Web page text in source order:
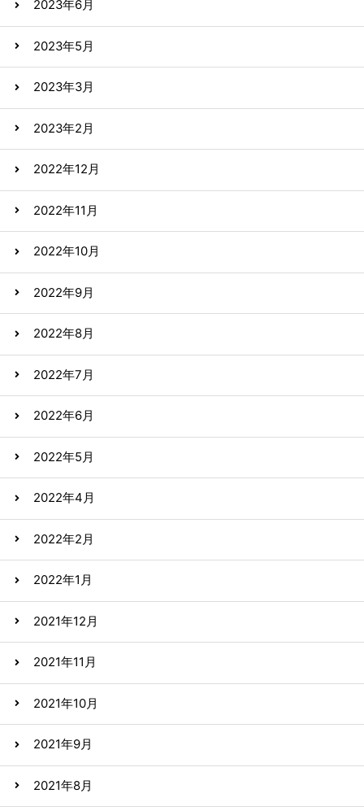
2023年6月
2023年5月
2023年3月
2023年2月
2022年12月
2022年11月
2022年10月
2022年9月
2022年8月
2022年7月
2022年6月
2022年5月
2022年4月
2022年2月
2022年1月
2021年12月
2021年11月
2021年10月
2021年9月
2021年8月